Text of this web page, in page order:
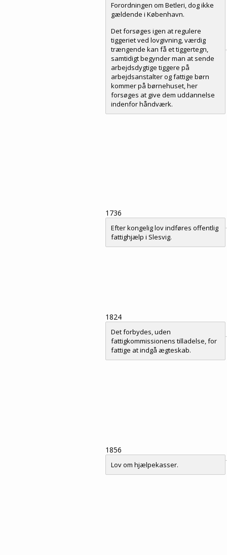
Forordningen om Betleri, dog ikke
gældende i København.
Det forsøges igen at regulere
tiggeriet ved lovgivning, værdig
trængende kan få et tiggertegn,
samtidigt begynder man at sende
arbejdsdygtige tiggere på
arbejdsanstalter og fattige børn
kommer på børnehuset, her
forsøges at give dem uddannelse
indenfor håndværk.
1736
Efter kongelig lov indføres offentlig
fattighjælp i Slesvig.
1824
Det forbydes, uden
fattigkommissionens tilladelse, for
fattige at indgå ægteskab.
1856
Lov om hjælpekasser.